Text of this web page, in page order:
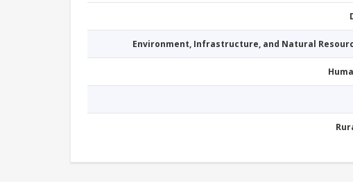
Environment, Infrastructure, and Natural